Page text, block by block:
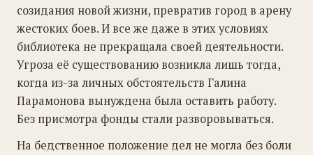
созидания новой жизни, превратив город в арену
жестоких боев. И все же даже в этих условиях
библиотека не прекращала своей деятельности.
Угроза её существованию возникла лишь тогда,
когда из-за личных обстоятельств Галина
Парамонова вынуждена была оставить работу.
Без присмотра фонды стали разворовываться.
На бедственное положение дел не могла без боли